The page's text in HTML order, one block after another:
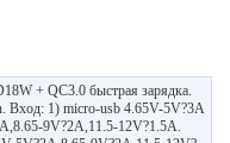
+ QC3.0 быстрая зарядка.
Вход: 1) micro-usb 4.65V-5V?3A
9V?2A,11.5-12V?1.5A.